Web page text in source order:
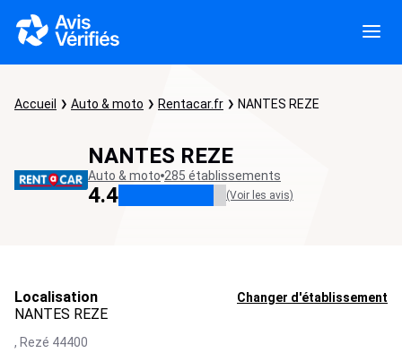
Accueil Auto & moto Rentacar.fr NANTES REZE
NANTES REZE
Auto & moto 285 établissements
4.4 (Voir les avis)
Localisation Changer d'établissement
NANTES REZE
, Rezé 44400